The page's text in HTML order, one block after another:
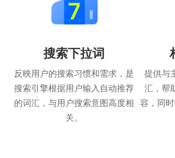
搜索下拉词
反映用户的搜索习惯和需求，是
搜索引擎根据用户输入自动推荐
的词汇，与用户搜索意图高度相
关。
提供与
汇，帮
容，同